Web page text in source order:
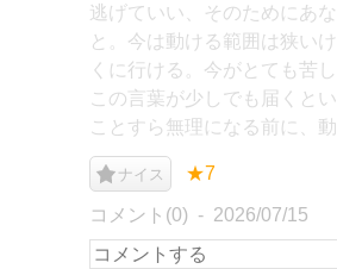
逃げていい、そのためにあ
と。今は動ける範囲は狭い
くに行ける。今がとても苦
この言葉が少しでも届くと
ことすら無理になる前に、
ナイス ★7
コメント(0) 2026/07/15